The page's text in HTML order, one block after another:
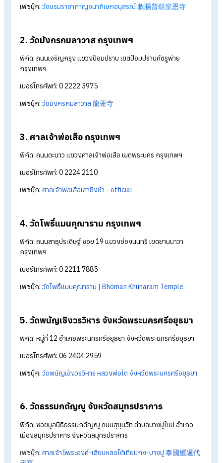
1. วัดบรมราชากาญจนาภิเษกอนุสรณ์ จังหวัด
พิกัด: หมู่ 4 ถนนเทศบาล 9 ตำบลโสนลอย อำเภอบางบัวทอง จังห
นนทบุรี
เบอร์โทรศัพท์: 0 2571 1155
2. วัดมังกรกมลาวาส กรุงเทพฯ
กรุงเทพฯ
3. ศาลเจ้าพ่อเสือ กรุงเทพฯ